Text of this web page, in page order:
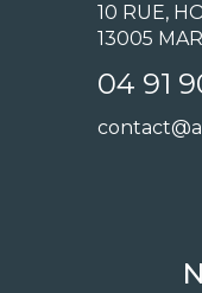
10 RUE,
13005
04 91